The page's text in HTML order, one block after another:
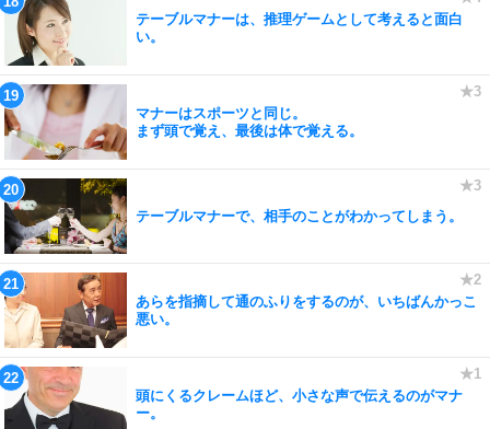
テーブルマナーは、推理ゲームとして考えると面白
い。
マナーはスポーツと同じ。
まず頭で覚え、最後は体で覚える。
テーブルマナーで、相手のことがわかってしまう。
あらを指摘して通のふりをするのが、いちばんかっこ
悪い。
頭にくるクレームほど、小さな声で伝えるのがマナ
ー。